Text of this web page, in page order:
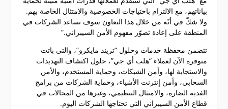
بياناتهم، مع الالتزام باحتياجات الخصوصية والامتثال الخاصة بهم.
ولا شكّ في أنّه من خلال هذا التعاون سوف نساعد الشركات في
المنطقة على إعادة تصوّر مفهوم الأمن السيبراني.”
تتضمن محفظة خدمات وحلول “تريند مايكرو”، والتي باتت
متوفرة الآن لعملاء “هلب أي جي”، حلول اكتشاف التهديدات
والاستجابة لها، وأمن الشبكات، وحماية المستخدم، والأمن
السحابي، وأمن إنترنت الأشياء، وحماية الشركات من برامج
الفدية الضارة، والامتثال التنظيمي، وغيرها من المجالات في
قطاع الأمن السيبراني التي تحتاجها الشركات اليوم.